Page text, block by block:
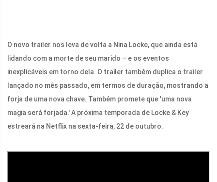
O novo trailer nos leva de volta a Nina Locke, que ainda está
lidando com a morte de seu marido – e os eventos
inexplicáveis ​​em torno dela. O trailer também duplica o trailer
lançado no mês passado, em termos de duração, mostrando a
forja de uma nova chave. Também promete que 'uma nova
magia será forjada.' A próxima temporada de Locke & Key
estreará na Netflix na sexta-feira, 22 de outubro.